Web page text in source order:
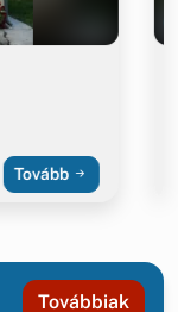
Tovább
Továbbiak